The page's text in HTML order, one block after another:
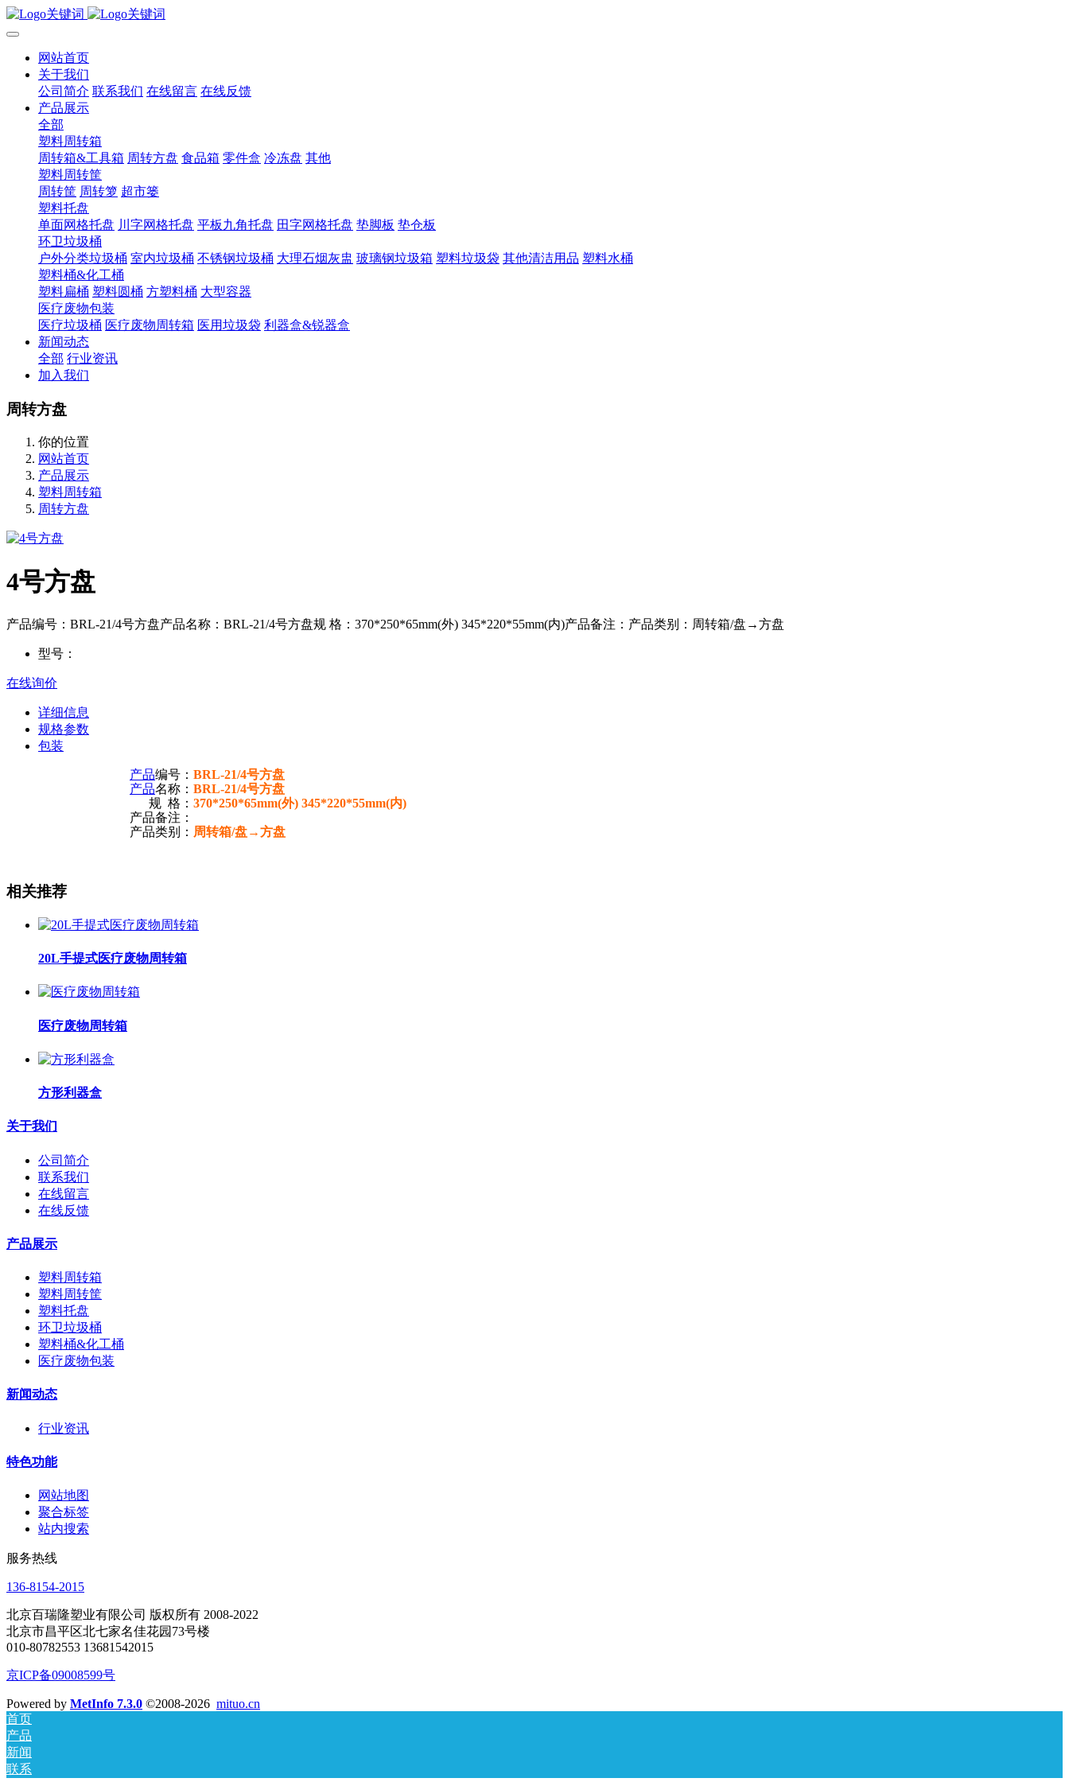
网站首页
关于我们
公司简介 联系我们 在线留言 在线反馈
产品展示
全部
塑料周转箱
周转箱&工具箱 周转方盘 食品箱 零件盒 冷冻盘 其他
塑料周转筐
周转筐 周转箩 超市篓
塑料托盘
单面网格托盘 川字网格托盘 平板九角托盘 田字网格托盘 垫脚板 垫仓板
环卫垃圾桶
户外分类垃圾桶 室内垃圾桶 不锈钢垃圾桶 大理石烟灰盅 玻璃钢垃圾箱 塑料垃圾袋 其他清洁用品 塑料水桶
塑料桶&化工桶
塑料扁桶 塑料圆桶 方塑料桶 大型容器
医疗废物包装
医疗垃圾桶 医疗废物周转箱 医用垃圾袋 利器盒&锐器盒
新闻动态
全部 行业资讯
加入我们
周转方盘
你的位置
网站首页
产品展示
塑料周转箱
周转方盘
4号方盘
产品编号：BRL-21/4号方盘产品名称：BRL-21/4号方盘规 格：370*250*65mm(外) 345*220*55mm(内)产品备注：产品类别：周转箱/盘→方盘
型号：
在线询价
详细信息
规格参数
包装
产品编号： BRL-21/4号方盘
产品名称： BRL-21/4号方盘
规 格： 370*250*65mm(外) 345*220*55mm(内)
产品备注：
产品类别： 周转箱/盘→方盘
相关推荐
20L手提式医疗废物周转箱
医疗废物周转箱
方形利器盒
关于我们
公司简介
联系我们
在线留言
在线反馈
产品展示
塑料周转箱
塑料周转筐
塑料托盘
环卫垃圾桶
塑料桶&化工桶
医疗废物包装
新闻动态
行业资讯
特色功能
网站地图
聚合标签
站内搜索
服务热线
136-8154-2015
北京百瑞隆塑业有限公司 版权所有 2008-2022
北京市昌平区北七家名佳花园73号楼
010-80782553 13681542015
京ICP备09008599号
Powered by MetInfo 7.3.0 ©2008-2026 mituo.cn
首页
产品
新闻
联系